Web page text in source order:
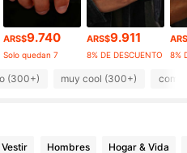
ARS$9.740
Solo quedan 7
ARS$9.911
8% DE DESCUENTO 8%
(300+) muy cool (300+) como
Hombres Hogar & Vida